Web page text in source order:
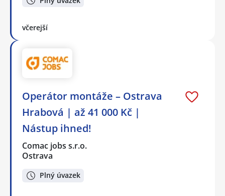
včerejší
Operátor montáže – Ostrava
Hrabová | až 41 000 Kč |
Nástup ihned!
Comac jobs s.r.o.
Ostrava
Plný úvazek